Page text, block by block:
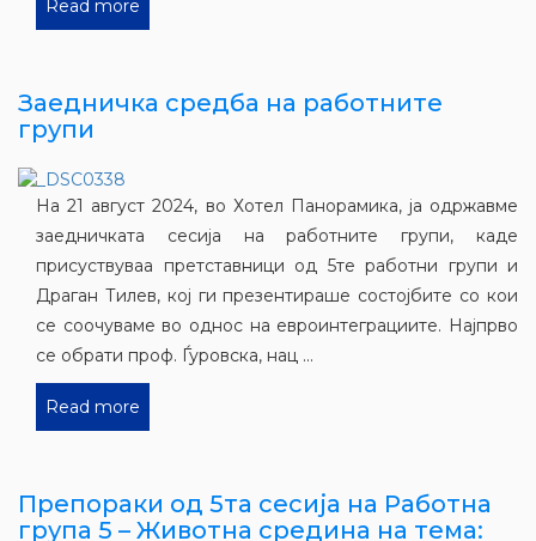
Read more
Заедничка средба на работните
групи
На 21 август 2024, во Хотел Панорамика, ја одржавме
заедничката сесија на работните групи, каде
присуствуваа претставници од 5те работни групи и
Драган Тилев, кој ги презентираше состојбите со кои
се соочуваме во однос на евроинтеграциите. Најпрво
се обрати проф. Ѓуровска, нац ...
Read more
Препораки од 5та сесија на Работна
група 5 – Животна средина на тема: